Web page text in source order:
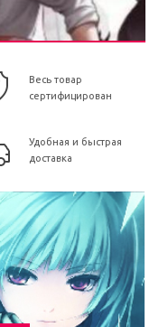
Весь товар
сертифицирован
Удобная и быстрая
доставка